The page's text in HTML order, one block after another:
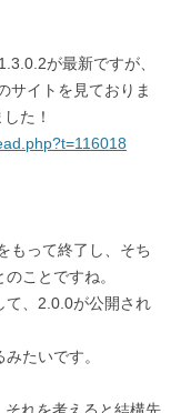
が最新ですが、
サイトを見ておりま
た！
もって終了し、そち
ことですね。
て、2.0.0が公開され
たいです。